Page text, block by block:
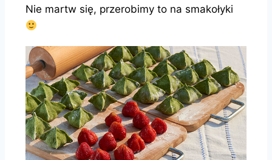
Nie martw się, przerobimy to na smakołyki